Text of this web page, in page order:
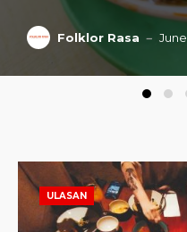
Folklor Rasa
ULASAN